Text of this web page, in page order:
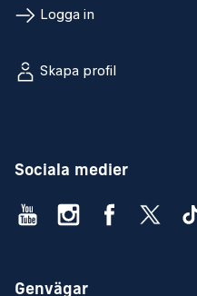
Logga in
Skapa profil
Sociala medier
Genvägar